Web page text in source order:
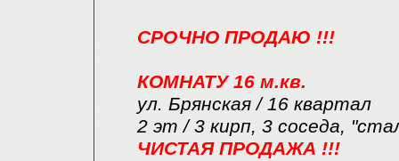
СРОЧНО ПРОДАЮ !!!
КОМНАТУ 16 м.кв.
ул. Брянская / 16 квартал
2 эт / 3 кирп, 3 соседа,
ЧИСТАЯ ПРОДАЖА !!!